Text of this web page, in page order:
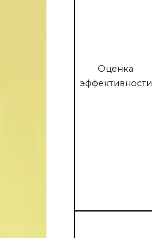
Оценка
эффективности